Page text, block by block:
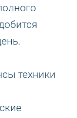
техники